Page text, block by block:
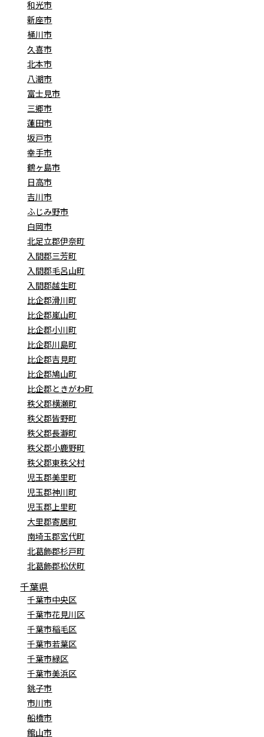
和光市
新座市
桶川市
久喜市
北本市
八潮市
富士見市
三郷市
蓮田市
坂戸市
幸手市
鶴ヶ島市
日高市
吉川市
ふじみ野市
白岡市
北足立郡伊奈町
入間郡三芳町
入間郡毛呂山町
入間郡越生町
比企郡滑川町
比企郡嵐山町
比企郡小川町
比企郡川島町
比企郡吉見町
比企郡鳩山町
比企郡ときがわ町
秩父郡横瀬町
秩父郡皆野町
秩父郡長瀞町
秩父郡小鹿野町
秩父郡東秩父村
児玉郡美里町
児玉郡神川町
児玉郡上里町
大里郡寄居町
南埼玉郡宮代町
北葛飾郡杉戸町
北葛飾郡松伏町
千葉県
千葉市中央区
千葉市花見川区
千葉市稲毛区
千葉市若葉区
千葉市緑区
千葉市美浜区
銚子市
市川市
船橋市
館山市